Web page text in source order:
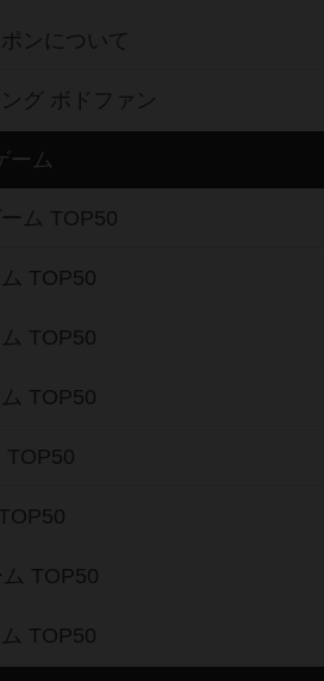
ンについて
グ ボドファン
ーム
ム TOP50
TOP50
TOP50
TOP50
TOP50
TOP50
TOP50